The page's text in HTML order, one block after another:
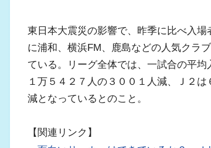
東日本大震災の影響で、昨季に比べ入
に浦和、横浜FM、鹿島などの人気クラ
ている。リーグ全体では、一試合の平
１万５４２７人の３００１人減、Ｊ２
減となっているとのこと。
【関連リンク】